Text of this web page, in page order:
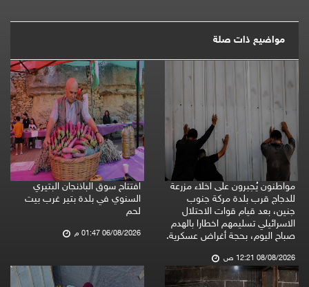
مواضيع ذات صلة
مواطنون يُجبرون على اخلاء مزرعة
للدجاج قرب بلدة مركة جنوب
جنين، بعد قيام قوات الاحتلال
الاسرائيلي تسليمهم اخطارا بالهدم
صباح اليوم، بحجة أغراض عسكرية.
08/08/2026 12:21 ص
افتتاح سوق الباذنجان البتيري
السنوي في بلدة بتير غرب بيت
لحم
06/08/2026 01:47 م